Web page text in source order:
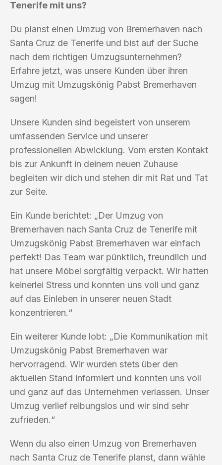
Tenerife mit uns?
Du planst einen Umzug von Bremerhaven nach
Santa Cruz de Tenerife und bist auf der Suche
nach dem richtigen Umzugsunternehmen?
Erfahre jetzt, was unsere Kunden über ihren
Umzug mit Umzugskönig Pabst Bremerhaven
sagen!
Unsere Kunden sind begeistert von unserem
umfassenden Service und unserer
professionellen Abwicklung. Vom ersten Kontakt
bis zur Ankunft in deinem neuen Zuhause
begleiten wir dich und stehen dir mit Rat und Tat
zur Seite.
Ein Kunde berichtet: „Der Umzug von
Bremerhaven nach Santa Cruz de Tenerife mit
Umzugskönig Pabst Bremerhaven war einfach
perfekt! Das Team war pünktlich, freundlich und
hat unsere Möbel sorgfältig verpackt. Wir hatten
keinerlei Stress und konnten uns voll und ganz
auf das Einleben in unserer neuen Stadt
konzentrieren.“
Ein weiterer Kunde lobt: „Die Kommunikation mit
Umzugskönig Pabst Bremerhaven war
hervorragend. Wir wurden stets über den
aktuellen Stand informiert und konnten uns voll
und ganz auf das Unternehmen verlassen. Unser
Umzug verlief reibungslos und wir sind sehr
zufrieden.“
Wenn du also einen Umzug von Bremerhaven
nach Santa Cruz de Tenerife planst, dann wähle